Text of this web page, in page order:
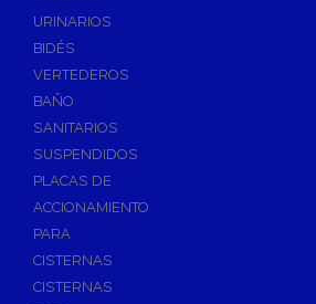
Válvulas de Esfera
Válvulas de Escuadra y Lavadora
Válvulas Reductoras de Presión
Válvulas de Retención
Electroválvulas
Válvulas de Compuerta
Válvulas de Contadores
Llaves de Paso
URINARIOS
BIDÉS
VERTEDEROS
BAÑO
SANITARIOS
SUSPENDIDOS
PLACAS DE
ACCIONAMIENTO
PARA
CISTERNAS
CISTERNAS